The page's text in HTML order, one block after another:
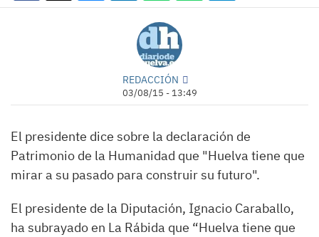
REDACCIÓN
03/08/15 - 13:49
El presidente dice sobre la declaración de
Patrimonio de la Humanidad que "Huelva tiene que
mirar a su pasado para construir su futuro".
El presidente de la Diputación, Ignacio Caraballo,
ha subrayado en La Rábida que “Huelva tiene que